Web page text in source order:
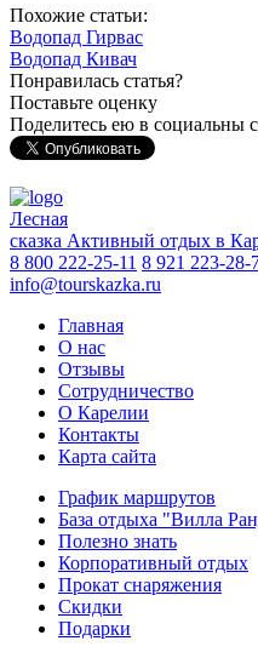
Похожие статьи:
Водопад Гирвас
Водопад Кивач
Понравилась статья?
Поставьте оценку
Поделитесь ею в социальны
Лесная
сказка Активный отдых в
8 800 222-25-11 8 921 223-28-
info@tourskazka.ru
Главная
О нас
Отзывы
Сотрудничество
О Карелии
Контакты
Карта сайта
График маршрутов
База отдыха "Вилла
Полезно знать
Корпоративный отдых
Прокат снаряжения
Скидки
Подарки